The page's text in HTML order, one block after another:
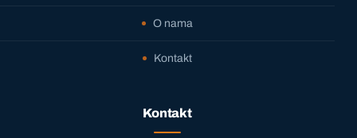
O nama
Kontakt
Kontakt